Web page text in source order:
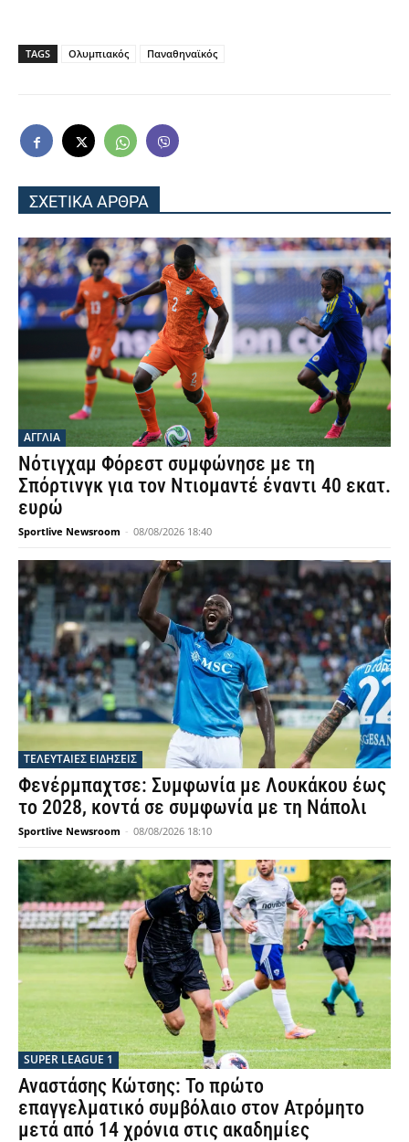
TAGS Ολυμπιακός Παναθηναϊκός
ΣΧΕΤΙΚΑ ΑΡΘΡΑ
ΑΓΓΛΙΑ
Νότιγχαμ Φόρεστ συμφώνησε με τη
Σπόρτινγκ για τον Ντιομαντέ έναντι 40 εκατ.
ευρώ
Sportlive Newsroom - 08/08/2026 18:40
ΤΕΛΕΥΤΑΙΕΣ ΕΙΔΗΣΕΙΣ
Φενέρμπαχτσε: Συμφωνία με Λουκάκου έως
το 2028, κοντά σε συμφωνία με τη Νάπολι
Sportlive Newsroom - 08/08/2026 18:10
SUPER LEAGUE 1
Αναστάσης Κώτσης: Το πρώτο
επαγγελματικό συμβόλαιο στον Ατρόμητο
μετά από 14 χρόνια στις ακαδημίες